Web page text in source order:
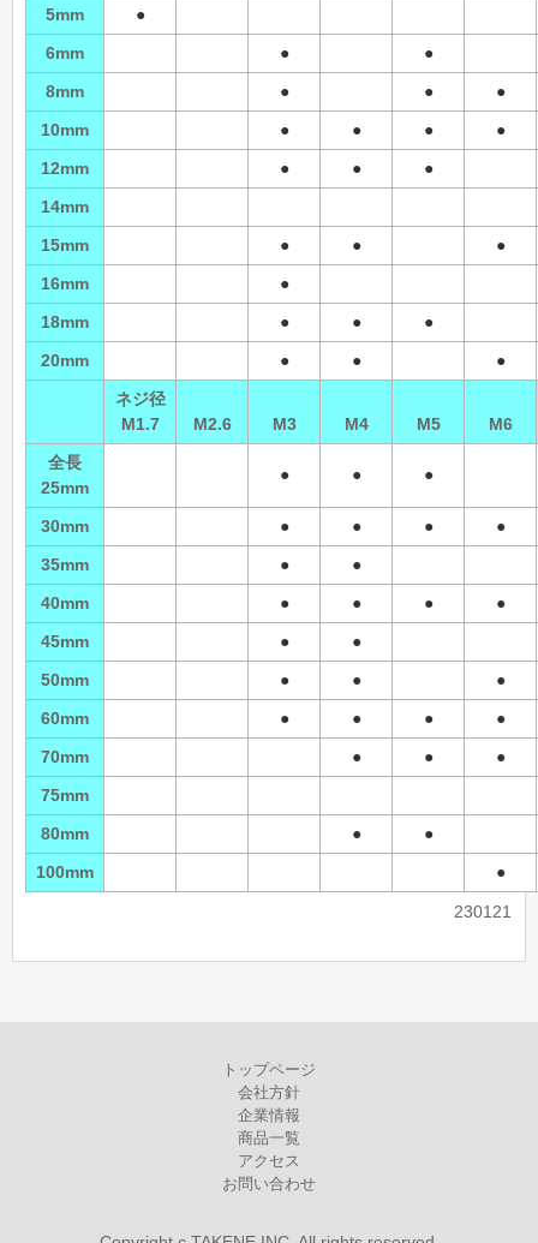
5mm
●
6mm
●
●
8mm
● ●
●
10mm
● ● ●
●
12mm
● ●
●
14mm
15mm
● ●
●
16mm
●
18mm
● ●
●
20mm
● ●
●
ネジ径
M1.7
M2.6 M3 M4 M5
M6
全長
25mm
● ● ●
30mm ● ● ●
●
35mm
●
●
40mm
● ● ●
●
45mm
●
●
50mm
● ●
●
60mm
● ● ●
●
70mm
● ●
●
75mm
80mm
●
●
100mm
●
230121
トップページ
会社方針
企業情報
商品一覧
アクセス
お問い合わせ